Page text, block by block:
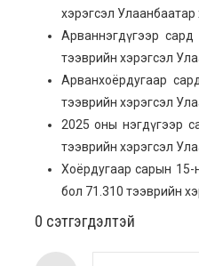
хэрэгсэл Улаанбаатар
Арваннэгдүгээр
тээврийн хэрэгсэл
Арванхоёрдугаар
тээврийн хэрэгсэл
2025 оны нэгдүгээр
тээврийн хэрэгсэл
Хоёрдугаар сарын 15-
бол 71.310 тээврийн
0 cэтгэгдэлтэй